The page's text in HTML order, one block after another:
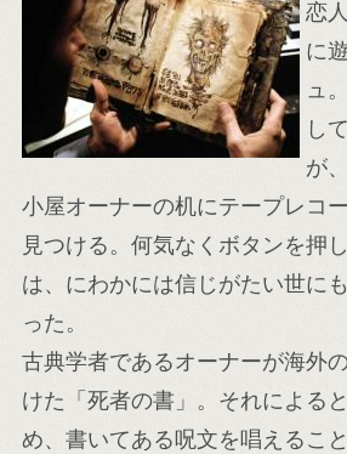
恋
に
ュ
し
が
小屋オーナーの机にテープレコ
見つける。何気なくボタンを押
は、にわかには信じがたい世に
った。
古典学者であるオーナーが海外
けた「死者の書」。それによる
め、書いてある呪文を唱えるこ